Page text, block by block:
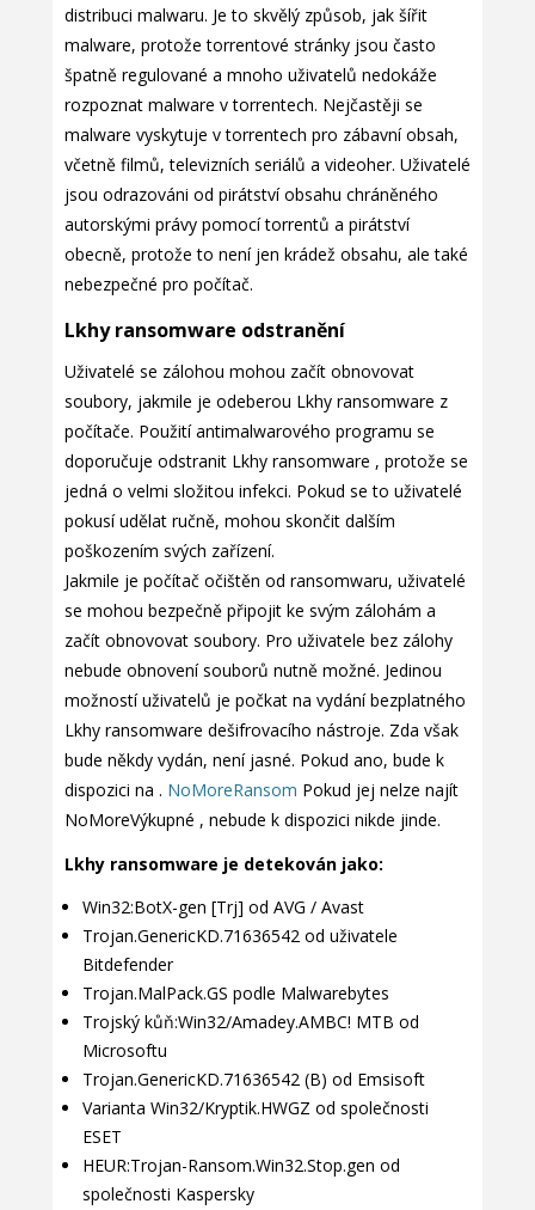
distribuci malwaru. Je to skvělý způsob, jak šířit
malware, protože torrentové stránky jsou často
špatně regulované a mnoho uživatelů nedokáže
rozpoznat malware v torrentech. Nejčastěji se
malware vyskytuje v torrentech pro zábavní obsah,
včetně filmů, televizních seriálů a videoher. Uživatelé
jsou odrazováni od pirátství obsahu chráněného
autorskými právy pomocí torrentů a pirátství
obecně, protože to není jen krádež obsahu, ale také
nebezpečné pro počítač.
Lkhy ransomware odstranění
Uživatelé se zálohou mohou začít obnovovat
soubory, jakmile je odeberou Lkhy ransomware z
počítače. Použití antimalwarového programu se
doporučuje odstranit Lkhy ransomware , protože se
jedná o velmi složitou infekci. Pokud se to uživatelé
pokusí udělat ručně, mohou skončit dalším
poškozením svých zařízení.
Jakmile je počítač očištěn od ransomwaru, uživatelé
se mohou bezpečně připojit ke svým zálohám a
začít obnovovat soubory. Pro uživatele bez zálohy
nebude obnovení souborů nutně možné. Jedinou
možností uživatelů je počkat na vydání bezplatného
Lkhy ransomware dešifrovacího nástroje. Zda však
bude někdy vydán, není jasné. Pokud ano, bude k
dispozici na . NoMoreRansom Pokud jej nelze najít
NoMoreVýkupné , nebude k dispozici nikde jinde.
Lkhy ransomware je detekován jako:
Win32:BotX-gen [Trj] od AVG / Avast
Trojan.GenericKD.71636542 od uživatele
Bitdefender
Trojan.MalPack.GS podle Malwarebytes
Trojský kůň:Win32/Amadey.AMBC! MTB od
Microsoftu
Trojan.GenericKD.71636542 (B) od Emsisoft
Varianta Win32/Kryptik.HWGZ od společnosti
ESET
HEUR:Trojan-Ransom.Win32.Stop.gen od
společnosti Kaspersky